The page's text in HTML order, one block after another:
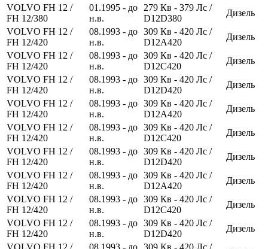
VOLVO FH 12 /
FH 12/380
01.1995 - до
н.в.
279 Кв - 379 Лс /
D12D380
Дизель
VOLVO FH 12 /
FH 12/420
08.1993 - до
н.в.
309 Кв - 420 Лс /
D12A420
Дизель
VOLVO FH 12 /
FH 12/420
08.1993 - до
н.в.
309 Кв - 420 Лс /
D12C420
Дизель
VOLVO FH 12 /
FH 12/420
08.1993 - до
н.в.
309 Кв - 420 Лс /
D12D420
Дизель
VOLVO FH 12 /
FH 12/420
08.1993 - до
н.в.
309 Кв - 420 Лс /
D12A420
Дизель
VOLVO FH 12 /
FH 12/420
08.1993 - до
н.в.
309 Кв - 420 Лс /
D12C420
Дизель
VOLVO FH 12 /
FH 12/420
08.1993 - до
н.в.
309 Кв - 420 Лс /
D12D420
Дизель
VOLVO FH 12 /
FH 12/420
08.1993 - до
н.в.
309 Кв - 420 Лс /
D12A420
Дизель
VOLVO FH 12 /
FH 12/420
08.1993 - до
н.в.
309 Кв - 420 Лс /
D12C420
Дизель
VOLVO FH 12 /
FH 12/420
08.1993 - до
н.в.
309 Кв - 420 Лс /
D12D420
Дизель
VOLVO FH 12 /
08.1993 - до 309 Кв - 420 Лс /